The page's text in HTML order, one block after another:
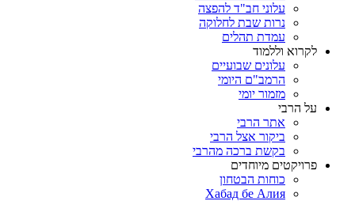
עלוני חב"ד להפצה
נרות שבת לחלוקה
עמדת תהלים
לקרוא וללמוד
עלונים שבועיים
הרמב"ם היומי
מזמור יומי
על הרבי
אתר הרבי
ביקור אצל הרבי
בקשת ברכה מהרבי
פרויקטים מיוחדים
כוחות הבטחון
Хабад бе Алия